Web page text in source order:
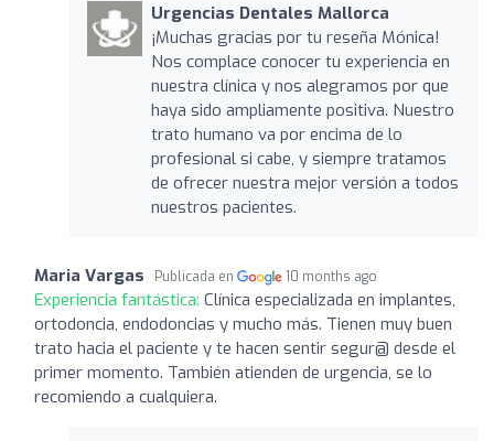
Urgencias Dentales Mallorca
¡Muchas gracias por tu reseña Mónica!
Nos complace conocer tu experiencia en
nuestra clínica y nos alegramos por que
haya sido ampliamente positiva. Nuestro
trato humano va por encima de lo
profesional si cabe, y siempre tratamos
de ofrecer nuestra mejor versión a todos
nuestros pacientes.
Maria Vargas Publicada en 10 months ago
Experiencia fantástica: Clínica especializada en implantes,
ortodoncia, endodoncias y mucho más. Tienen muy buen
trato hacia el paciente y te hacen sentir segur@ desde el
primer momento. También atienden de urgencia, se lo
recomiendo a cualquiera.